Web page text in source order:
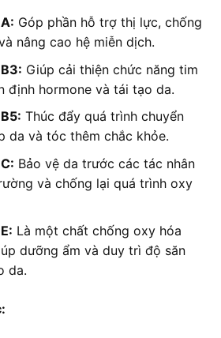
Góp phần hỗ trợ thị lực, chống
nâng cao hệ miễn dịch.
Giúp cải thiện chức năng tim
định hormone và tái tạo da.
Thúc đẩy quá trình chuyển
da và tóc thêm chắc khỏe.
Bảo vệ da trước các tác nhân
và chống lại quá trình oxy
Là một chất chống oxy hóa
dưỡng ẩm và duy trì độ săn
da.